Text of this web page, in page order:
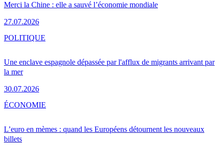
Merci la Chine : elle a sauvé l’économie mondiale
27.07.2026
Une enclave espagnole dépassée par l'afflux de migrants arrivant par
la mer
30.07.2026
POLITIQUE
L’euro en mèmes : quand les Européens détournent les nouveaux
billets
ÉCONOMIE